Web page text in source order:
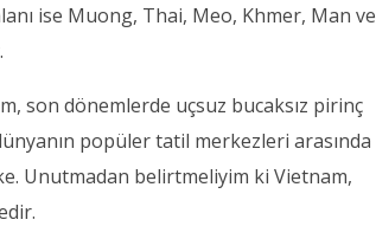
ise Muong, Thai, Meo, Khmer, Man ve
son dönemlerde uçsuz bucaksız pirinç
popüler tatil merkezleri arasında
Unutmadan belirtmeliyim ki Vietnam,